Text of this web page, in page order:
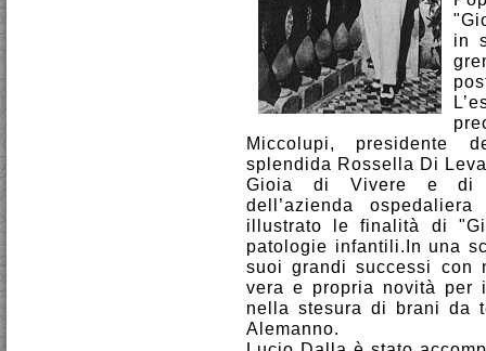
in
Miccolupi, presidente
splendida Rossella Di
Gioia di Vivere e di
dell’azienda
illustrato le finalità di
patologie infantili.In una
suoi grandi successi con
vera e propria novità per
nella stesura di brani da
Alemanno.